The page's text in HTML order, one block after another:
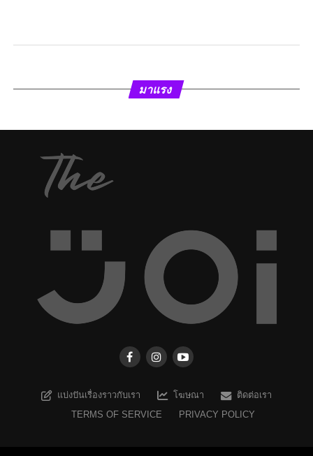
มาแรง
แบ่งปันเรื่องราวกับเรา โฆษณา
ติดต่อเรา
TERMS OF SERVICE
PRIVACY POLICY